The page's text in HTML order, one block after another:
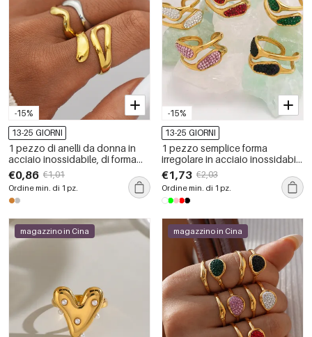
-15%
13-25 GIORNI
1 pezzo di anelli da donna in
acciaio inossidabile, di forma
irregolare retrò, impermeabili,
color oro
€0,86 €1,01
Ordine min. di 1 pz.
-15%
13-25 GIORNI
1 pezzo semplice forma
irregolare in acciaio inossidabile
impermeabile color oro anelli
dichiarazione
€1,73 €2,03
Ordine min. di 1 pz.
magazzino in Cina magazzino in Cina